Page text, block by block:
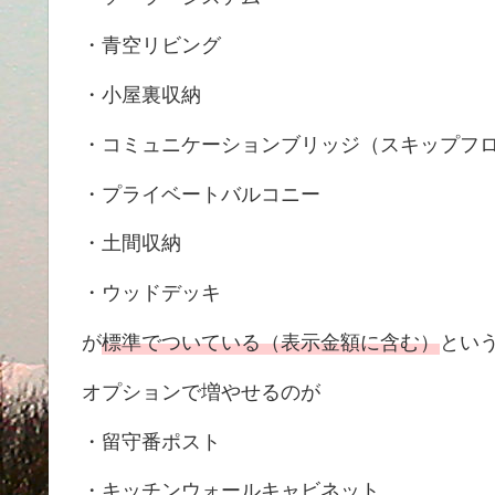
・青空リビング
・小屋裏収納
・コミュニケーションブリッジ（スキップフロ
・プライベートバルコニー
・土間収納
・ウッドデッキ
が標準でついている（表示金額に含む）とい
オプションで増やせるのが
・留守番ポスト
・キッチンウォールキャビネット